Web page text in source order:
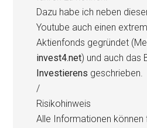
Dazu habe ich neben
Youtube auch einen
Aktienfonds gegründet
invest4.net) und auch das
Investierens geschrieben.
/
Risikohinweis
Alle Informationen können